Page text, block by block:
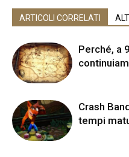
ARTICOLI CORRELATI
Perché, a
Crash
tempi